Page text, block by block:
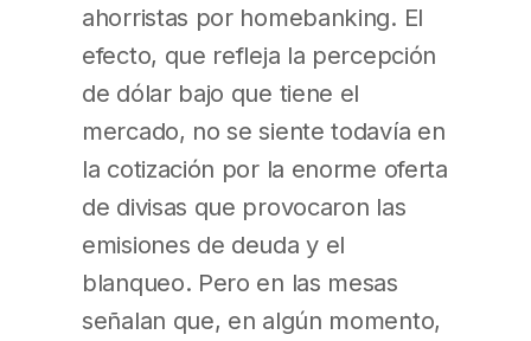
ahorristas por homebanking. El
efecto, que refleja la percepción
de dólar bajo que tiene el
mercado, no se siente todavía en
la cotización por la enorme oferta
de divisas que provocaron las
emisiones de deuda y el
blanqueo. Pero en las mesas
señalan que, en algún momento,